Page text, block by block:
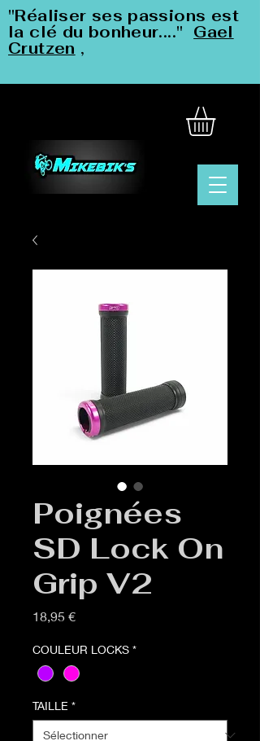
"Réaliser ses passions est
la clé du bonheur...." Gael
Crutzen ,
Poignées
SD Lock On
Grip V2
18,95 €Prix
COULEUR LOCKS *
TAILLE *